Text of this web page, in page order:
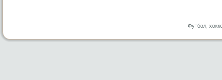
Футбол,